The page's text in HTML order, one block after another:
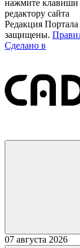
нажмите
редактору сайта
Редакция
защищены.
Сделано в
07 августа 2026